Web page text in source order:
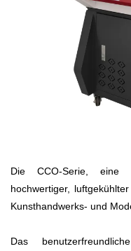
Die CCO-Serie, eine
hochwertiger,
Kunsthandwerks- und
Das